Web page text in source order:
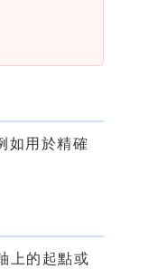
如用於精確
上的起點或